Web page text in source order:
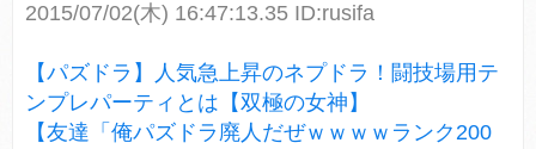
2015/07/02(木) 16:47:13.35 ID:rusifa
【パズドラ】人気急上昇のネプドラ！闘技場用テ
ンプレパーティとは【双極の女神】
【友達「俺パズドラ廃人だぜｗｗｗｗランク200